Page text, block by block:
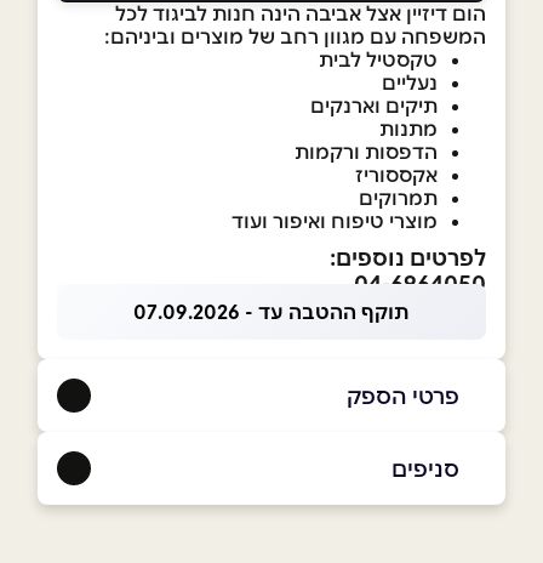
הום דיזיין אצל אביבה הינה חנות לביגוד לכל
המשפחה עם מגוון רחב של מוצרים וביניהם:
טקסטיל לבית
נעליים
תיקים וארנקים
מתנות
הדפסות ורקמות
אקססוריז
תמרוקים
מוצרי טיפוח ואיפור ועוד
לפרטים נוספים:
04-6964050
תוקף ההטבה עד - 07.09.2026
פרטי הספק
סניפים